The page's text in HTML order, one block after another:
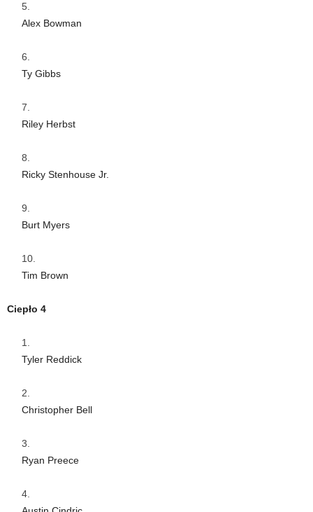
Alex Bowman
Ty Gibbs
Riley Herbst
Ricky Stenhouse Jr.
Burt Myers
Tim Brown
Ciepło 4
Tyler Reddick
Christopher Bell
Ryan Preece